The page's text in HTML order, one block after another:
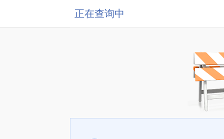
正在查询中